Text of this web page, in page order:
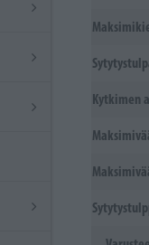
Kytkimen